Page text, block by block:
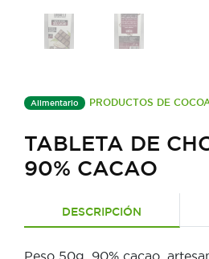
Alimentario PRODUCTOS DE
TABLETA DE
90% CACAO
DESCRIPCIÓN
Peso 50g, 90% cacao,